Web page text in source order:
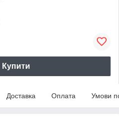
Купити
Доставка Оплата Умови